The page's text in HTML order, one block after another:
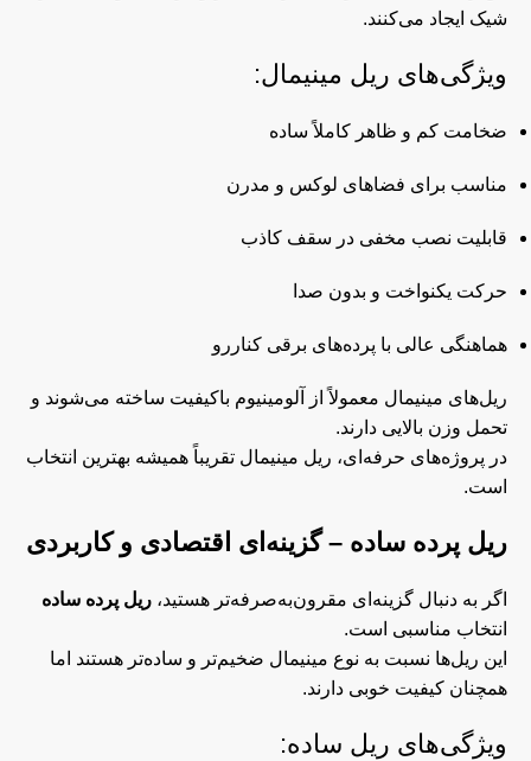
شیک ایجاد می‌کنند.
ویژگی‌های ریل مینیمال:
ضخامت کم و ظاهر کاملاً ساده
مناسب برای فضاهای لوکس و مدرن
قابلیت نصب مخفی در سقف کاذب
حرکت یکنواخت و بدون صدا
هماهنگی عالی با پرده‌های برقی کناررو
ریل‌های مینیمال معمولاً از آلومینیوم باکیفیت ساخته می‌شوند و
تحمل وزن بالایی دارند.
در پروژه‌های حرفه‌ای، ریل مینیمال تقریباً همیشه بهترین انتخاب
است.
ریل پرده ساده – گزینه‌ای اقتصادی و کاربردی
اگر به دنبال گزینه‌ای مقرون‌به‌صرفه‌تر هستید، ریل پرده ساده
انتخاب مناسبی است.
این ریل‌ها نسبت به نوع مینیمال ضخیم‌تر و ساده‌تر هستند اما
همچنان کیفیت خوبی دارند.
ویژگی‌های ریل ساده: